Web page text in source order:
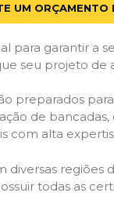
UM
para garantir a
seu projeto
preparados
de
com alta
todas as